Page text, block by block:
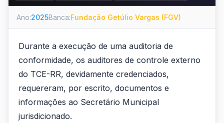
Ano:2025Banca:Fundação Getúlio Vargas (FGV)
Durante a execução de uma auditoria de
conformidade, os auditores de controle externo
do TCE-RR, devidamente credenciados,
requereram, por escrito, documentos e
informações ao Secretário Municipal
jurisdicionado.